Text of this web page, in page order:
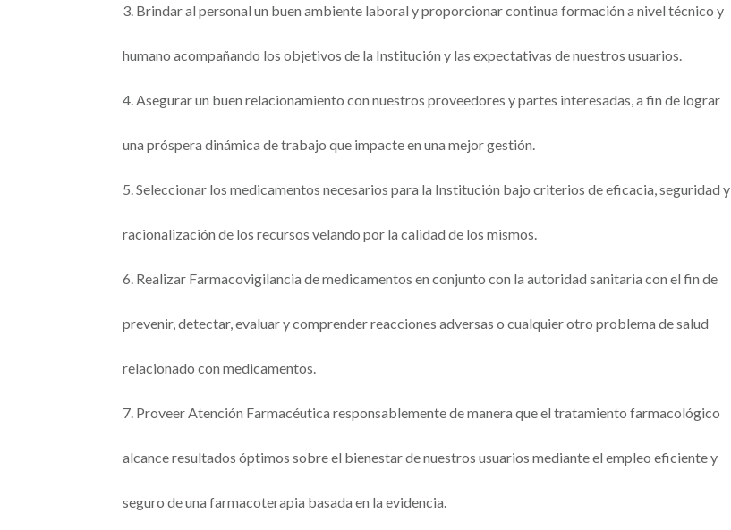
3. Brindar al personal un buen ambiente laboral y proporcionar continua formación a nivel técnico y
humano acompañando los objetivos de la Institución y las expectativas de nuestros usuarios.
4. Asegurar un buen relacionamiento con nuestros proveedores y partes interesadas, a fin de lograr
una próspera dinámica de trabajo que impacte en una mejor gestión.
5. Seleccionar los medicamentos necesarios para la Institución bajo criterios de eficacia, seguridad y
racionalización de los recursos velando por la calidad de los mismos.
6. Realizar Farmacovigilancia de medicamentos en conjunto con la autoridad sanitaria con el fin de
prevenir, detectar, evaluar y comprender reacciones adversas o cualquier otro problema de salud
relacionado con medicamentos.
7. Proveer Atención Farmacéutica responsablemente de manera que el tratamiento farmacológico
alcance resultados óptimos sobre el bienestar de nuestros usuarios mediante el empleo eficiente y
seguro de una farmacoterapia basada en la evidencia.